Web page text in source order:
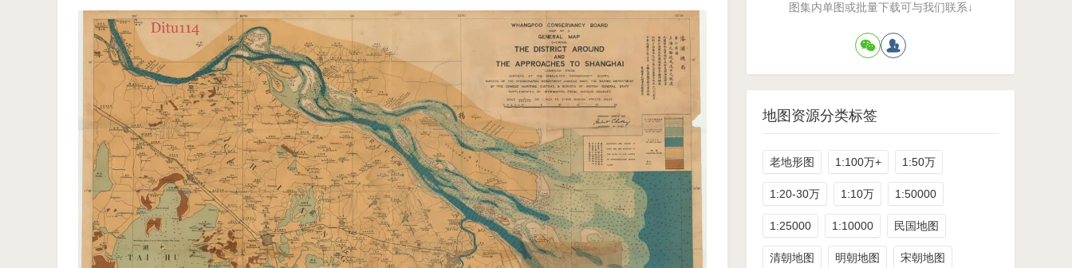
图集内单图或批量下载可与我们联系↓
地图资源分类标签
老地形图 1:100万+ 1:50万
1:20-30万 1:10万 1:50000
1:25000 1:10000 民国地图
清朝地图 明朝地图 宋朝地图